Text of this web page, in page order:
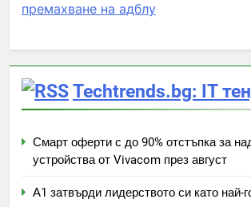
премахване на адблу
Techtrends.bg: IT
Смарт оферти с до 90% отстъпка за
устройства от Vivacom през август
А1 затвърди лидерството си като най-